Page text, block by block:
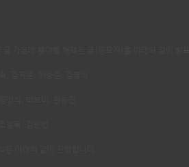
가운데 분야별 채택된 글(응모자)를 아래와 같이 발
김지운, 이용춘, 김영식